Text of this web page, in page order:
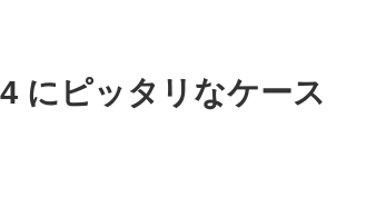
にピッタリなケース